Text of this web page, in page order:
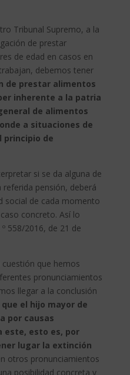
Tribunal Supremo, a la
de prestar
de edad en casos en
debemos tener
de prestar alimentos
inherente a la patria
de alimentos
a situaciones de
principio de
si se da alguna de
referida pensión, deberá
social de cada momento
concreto. Así lo
558/2016, de 21 de
cuestión que hemos
pronunciamientos
llegar a la conclusión
el hijo mayor de
por causas
este, esto es, por
lugar la extinción
otros pronunciamientos
posibilidad concreta y